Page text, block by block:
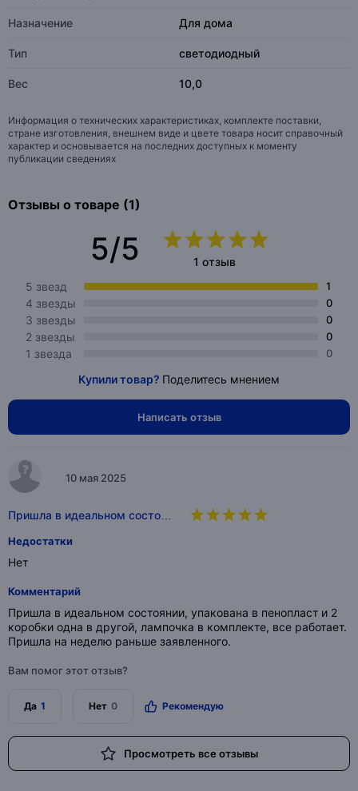
Назначение Для дома
Тип светодиодный
Вес 10,0
Информация о технических характеристиках, комплекте поставки,
стране изготовления, внешнем виде и цвете товара носит справочный
характер и основывается на последних доступных к моменту
публикации сведениях
Отзывы о товаре (1)
5/5
1 отзыв
5 звезд
1
4 звезды 0
3 звезды 0
2 звезды 0
1 звезда 0
Купили товар? Поделитесь мнением
Написать отзыв
10 мая 2025
Пришла в идеальном состо…
Недостатки
Нет
Комментарий
Пришла в идеальном состоянии, упакована в пенопласт и 2
коробки одна в другой, лампочка в комплекте, все работает.
Пришла на неделю раньше заявленного.
Вам помог этот отзыв?
Да 1 Нет 0 Рекомендую
Просмотреть все отзывы